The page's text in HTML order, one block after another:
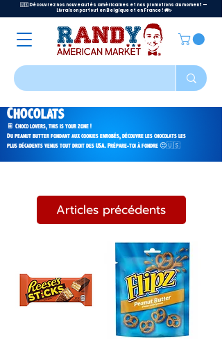
🇺🇸 Découvrez nos nouveautés américaines et nos promotions du moment —
Livraison partout en Belgique et en France ! 🚚✨
Chocolats
🍫 Choco lovers, this is your zone !
Du peanut butter fondant aux cookies enrobés, découvre les chocolats les
plus décadents venus tout droit des USA. Prépare-toi à fondre 😍🇺🇸
Articles précédents